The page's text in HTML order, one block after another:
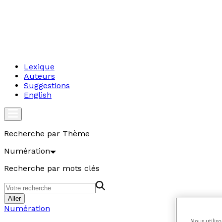
Lexique
Auteurs
Suggestions
English
Recherche par Thème
Numération
Recherche par mots clés
Aller
Numération